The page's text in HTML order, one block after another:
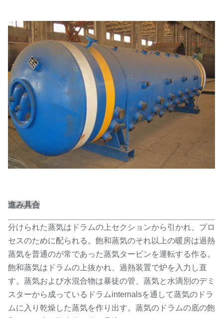
進み具合
分けられた蒸気はドラムの上セクションから引かれ、プロ
セスのために配られる。飽和蒸気のそれ以上の暖房は過熱
蒸気を普通のが常であった蒸気タービンを運転する作る。
飽和蒸気はドラムの上抜かれ、過熱装置で炉を入力し直
す。蒸気および水混合物は暴徒の管、蒸気と水滴別のデミ
スターから成っているドラムinternalsを通して蒸気のドラ
ムに入り乾燥した蒸気を作り出す。蒸気のドラムの底の飽